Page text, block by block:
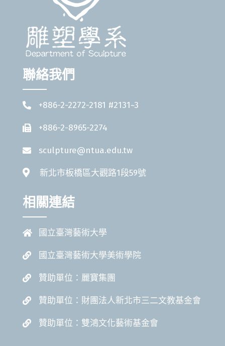
聯絡我們
+886-2-2272-2181 #2131~3
+886-2-8965-2274
sculpture@ntua.edu.tw
新北市板橋區大觀路1段59號
相關連結
國立臺灣藝術大學
國立臺灣藝術大學美術學院
贊助單位：麗寶集團
贊助單位：財團法人新北市三二文教基金會
贊助單位：雙鴻文化藝術基金會